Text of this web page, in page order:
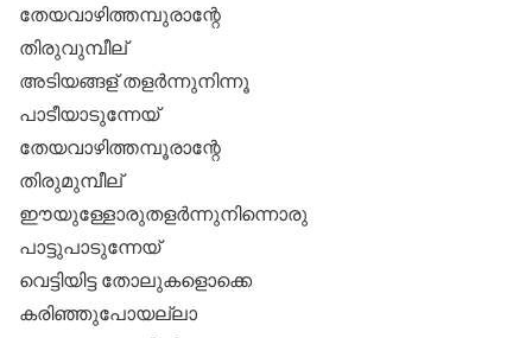
തേയവാഴിത്തമ്പുരാന്റേ
തിരുവുമ്പീല്
അടിയങ്ങള് തളര്‍ന്നുനിന്നൂ
പാടീയാടുന്നേയ്
തേയവാഴിത്തമ്പൂരാന്റേ
തിരുമുമ്പീല്
ഈയുള്ളോരുതളര്‍ന്നുനിന്നൊരു
പാട്ടുപാടുന്നേയ്
വെട്ടിയിട്ട തോലുകളൊക്കെ
കരിഞ്ഞുപോയല്ലാ